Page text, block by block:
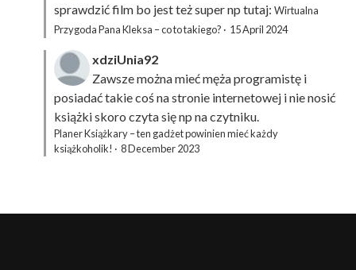
sprawdzić film bo jest też super np tutaj: Wirtualna
Przygoda Pana Kleksa – co to takiego? · 15 April 2024
xdziUnia92
Zawsze można mieć męża programistę i
posiadać takie coś na stronie internetowej i nie nosić
książki skoro czyta się np na czytniku.
Planer Książkary – ten gadżet powinien mieć każdy
książkoholik! · 8 December 2023